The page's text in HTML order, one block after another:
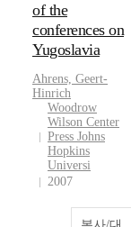
of the
conferences on
Yugoslavia
Ahrens, Geert-
Hinrich
Woodrow
Wilson Center
Press Johns
Hopkins
Universi
2007